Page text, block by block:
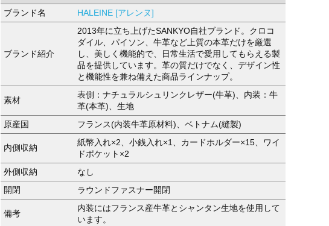
ブランド名
HALEINE [アレンヌ]
ブランド紹介
2013年に立ち上げたSANKYO自社ブランド。クロコ
ダイル、パイソン、牛革など上質の本革だけを厳選
し、美しく機能的で、日常生活で愛用してもらえる製
品を提供しています。革の質だけでなく、デザイン性
と機能性を兼ね備えた商品ラインナップ。
素材
表側：ナチュラルシュリンクレザー(牛革)、内装：牛
革(本革)、生地
原産国
フランス(内装牛革原材料)、ベトナム(縫製)
内側収納
紙幣入れ×2、小銭入れ×1、カードホルダー×15、ワイ
ドポケット×2
外側収納
なし
開閉
ラウンドファスナー開閉
備考
内装にはフランス産牛革とシャンタン生地を使用して
います。